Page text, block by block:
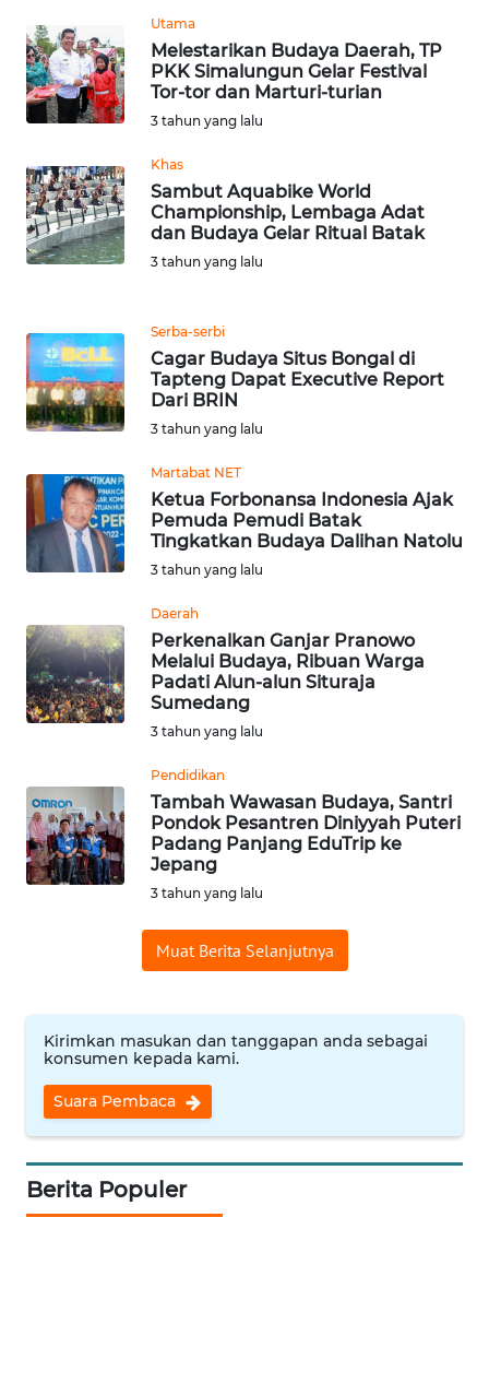
Utama
Melestarikan Budaya Daerah, TP
PKK Simalungun Gelar Festival
Tor-tor dan Marturi-turian
3 tahun yang lalu
Khas
Sambut Aquabike World
Championship, Lembaga Adat
dan Budaya Gelar Ritual Batak
3 tahun yang lalu
Serba-serbi
Cagar Budaya Situs Bongal di
Tapteng Dapat Executive Report
Dari BRIN
3 tahun yang lalu
Martabat NET
Ketua Forbonansa Indonesia Ajak
Pemuda Pemudi Batak
Tingkatkan Budaya Dalihan Natolu
3 tahun yang lalu
Daerah
Perkenalkan Ganjar Pranowo
Melalui Budaya, Ribuan Warga
Padati Alun-alun Situraja
Sumedang
3 tahun yang lalu
Pendidikan
Tambah Wawasan Budaya, Santri
Pondok Pesantren Diniyyah Puteri
Padang Panjang EduTrip ke
Jepang
3 tahun yang lalu
Muat Berita Selanjutnya
Kirimkan masukan dan tanggapan anda sebagai
konsumen kepada kami.
Suara Pembaca
Berita Populer
WN
DEPOK
TAPANULI
UTARA
WN
SAMOSIR
PADANG
LAWAS
WN
WN
CIANJUR
SERIBU
WN
TANGERANG
BINJAI
WN
CIREBON
WN
KUNINGAN
WN
MAJALENGKA
WN
SUBANG